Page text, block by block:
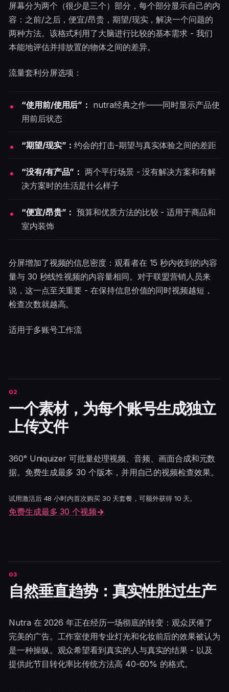
屏幕分为两个（很少是三个）部分，每个部分显示自己的内
容：之前/之后，便宜/昂贵，期望/现实，解决一个问题的
两种方法。该格式利用了大脑进行比较的基本需求 - 我们
本能地评估并排放置的物体之间的差异。
流量套利分屏选项：
“使用前/使用后”： nutra经典之作——同时显示产品使
用前后状态
“期望/现实”：约会的打击-期望与真实体验之间的差距
“没有/有产品”： 两个平行场景 - 没有解决方案和有解
决方案时的生活是什么样子
“便宜/昂贵”： 预算和优质方法的比较 - 适用于商品和
室内装饰
分屏增加了视频的信息密度：观看者在 15 秒内收到的内容
量与 30 秒线性视频的内容量相同。对于联盟营销人员来
说，这一点至关重要 - 在保持信息价值的同时视频越短，
检查次数就越高。
适用于多账号工作流
一个素材，为每个账号生成独立
上传文件
360° Uniquizer 可批量处理视频、音频、画面合成和元数
据。免费生成最多 30 个版本，并用自己的视频检查效果。
试用激活后 48 小时内首次购买 30 天套餐，可额外获得 10 天。
免费生成最多 30 个视频→
自然垂直趋势：真实性胜过生产
Nutra 在 2026 年正在经历一场彻底的转变：观众厌倦了
完美的广告。工作室使用专业灯光和化妆前后的效果被认为
是一种操纵。观众希望看到真实的人与真实的结果 - 以及
提供此节目转化率比传统方法高 40-60% 的格式。